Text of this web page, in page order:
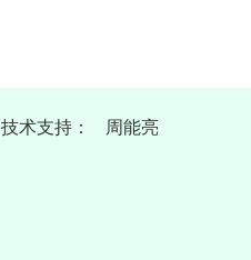
技术支持 ： 周能亮